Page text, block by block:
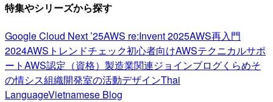
特集やシリーズから探す
Google Cloud Next ’25AWS re:Invent 2025AWS再入門
2024AWSトレンドチェック初心者向けAWSテクニカルサポ
ートAWS認定（資格） 製造業関連ジョインブログくらめそ
の情シス組織開発室の活動デザインThai
LanguageVietnamese Blog